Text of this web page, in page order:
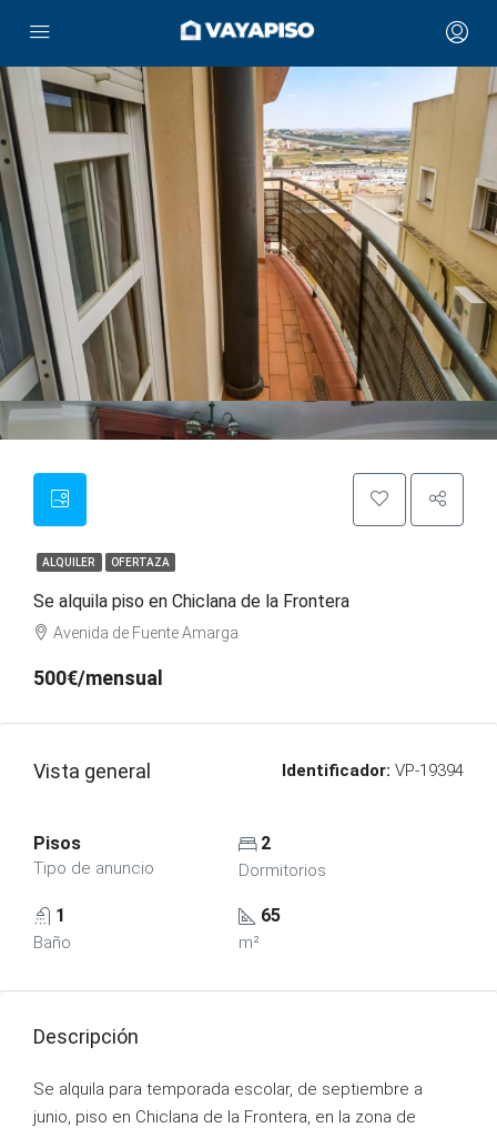
ALQUILER OFERTAZA
Se alquila piso en Chiclana de la Frontera
Avenida de Fuente Amarga
500€/mensual
Vista general Identificador: VP-19394
Pisos
Tipo de anuncio
2
Dormitorios
1
Baño
65
m²
Descripción
Se alquila para temporada escolar, de septiembre a
junio, piso en Chiclana de la Frontera, en la zona de